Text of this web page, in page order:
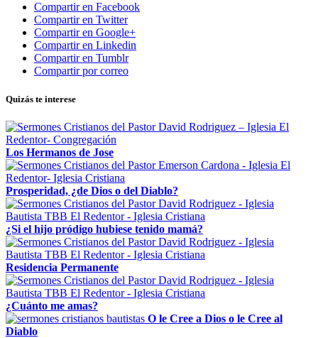
Compartir en Facebook
Compartir en Twitter
Compartir en Google+
Compartir en Linkedin
Compartir en Tumblr
Compartir por correo
Quizás te interese
Los Hermanos de Jose
Prosperidad, ¿de Dios o del Diablo?
¿Si el hijo pródigo hubiese tenido mamá?
Residencia Permanente
¿Cuánto me amas?
O le Cree a Dios o le Cree al
Diablo